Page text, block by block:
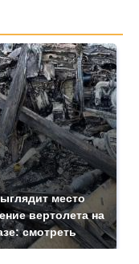
место
вертолета на
смотреть